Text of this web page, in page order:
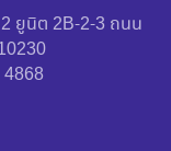
ยูนิต 2B-2-3 ถนน